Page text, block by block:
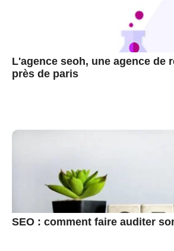
L'agence seoh, une agence de
près de paris
SEO : comment faire auditer